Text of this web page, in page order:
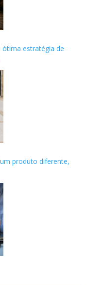
ótima estratégia de
produto diferente,